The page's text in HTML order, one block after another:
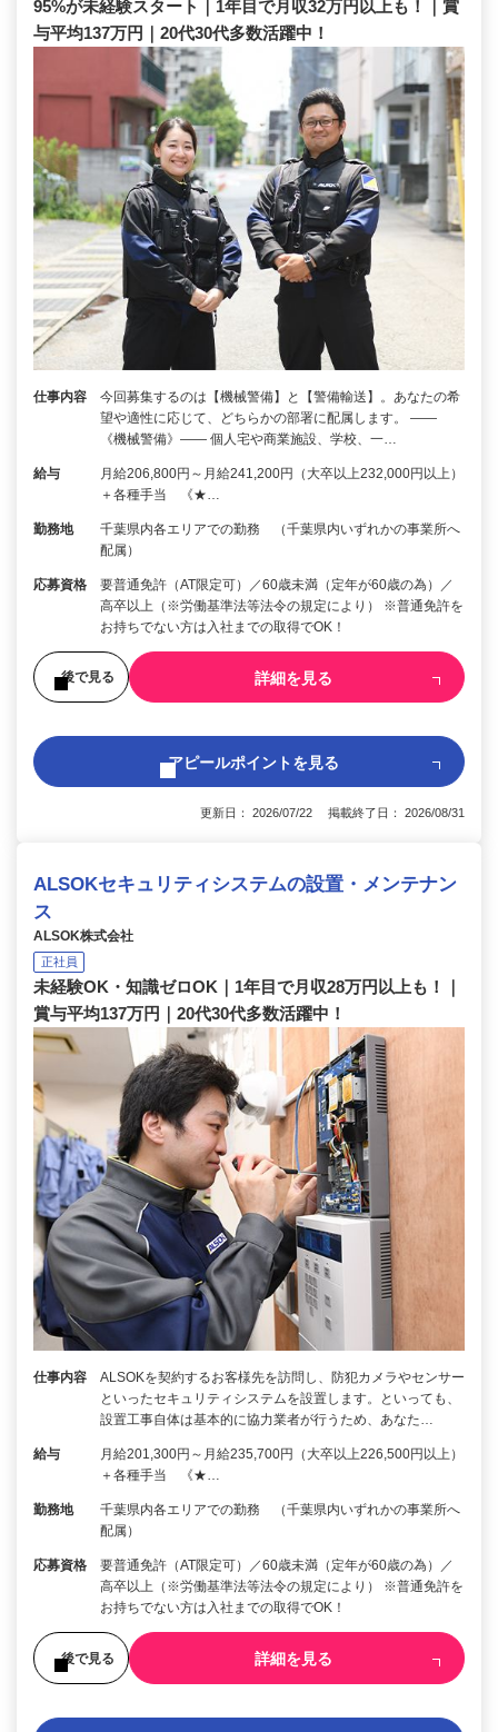
95%が未経験スタート｜1年目で月収32万円以上も！｜賞
与平均137万円｜20代30代多数活躍中！
仕事内容
今回募集するのは【機械警備】と【警備輸送】。あなたの希
望や適性に応じて、どちらかの部署に配属します。 ――
《機械警備》―― 個人宅や商業施設、学校、一…
給与
月給206,800円～月給241,200円（大卒以上232,000円以上）
＋各種手当 《★…
勤務地
千葉県内各エリアでの勤務 （千葉県内いずれかの事業所へ
配属）
応募資格
要普通免許（AT限定可）／60歳未満（定年が60歳の為）／
高卒以上（※労働基準法等法令の規定により） ※普通免許を
お持ちでない方は入社までの取得でOK！
後で見る 詳細を見る
アピールポイントを見る
更新日： 2026/07/22 掲載終了日： 2026/08/31
ALSOKセキュリティシステムの設置・メンテナン
ス
ALSOK株式会社
正社員
未経験OK・知識ゼロOK｜1年目で月収28万円以上も！｜
賞与平均137万円｜20代30代多数活躍中！
仕事内容
ALSOKを契約するお客様先を訪問し、防犯カメラやセンサー
といったセキュリティシステムを設置します。といっても、
設置工事自体は基本的に協力業者が行うため、あなた…
給与
月給201,300円～月給235,700円（大卒以上226,500円以上）
＋各種手当 《★…
勤務地
千葉県内各エリアでの勤務 （千葉県内いずれかの事業所へ
配属）
応募資格
要普通免許（AT限定可）／60歳未満（定年が60歳の為）／
高卒以上（※労働基準法等法令の規定により） ※普通免許を
お持ちでない方は入社までの取得でOK！
後で見る 詳細を見る